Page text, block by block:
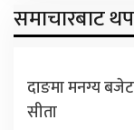
समाचारबाट थप
दाङमा मनग्य बजेट
सीता